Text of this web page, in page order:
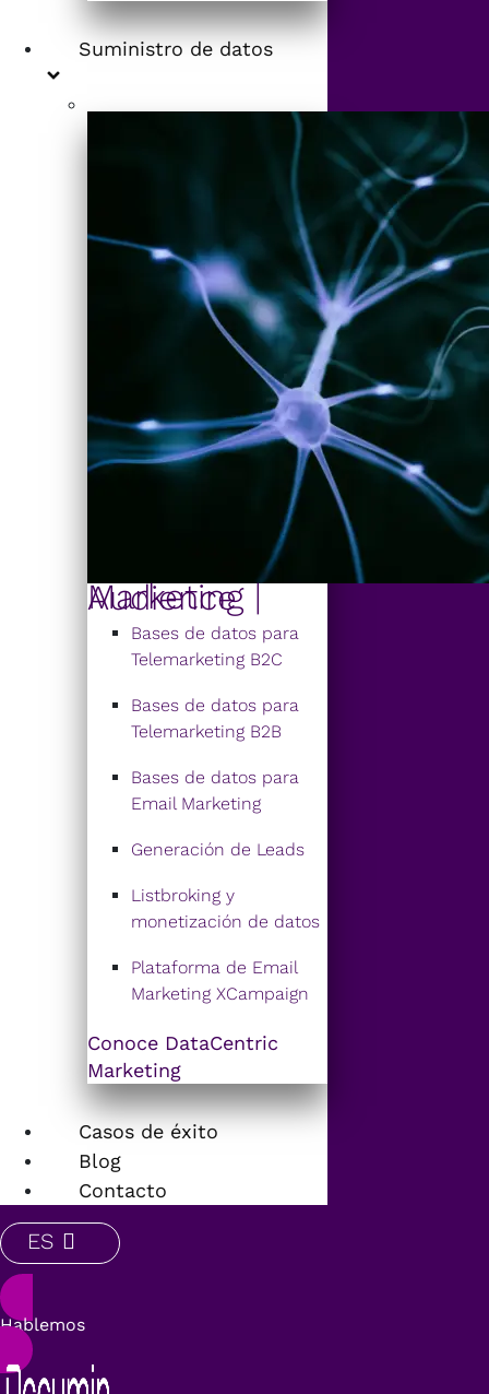
Suministro de datos
Marketing | Audience
Bases de datos para
Telemarketing B2C
Bases de datos para
Telemarketing B2B
Bases de datos para
Email Marketing
Generación de Leads
Listbroking y
monetización de datos
Plataforma de Email
Marketing XCampaign
Conoce DataCentric
Marketing
Casos de éxito
Blog
Contacto
ES
Hablemos